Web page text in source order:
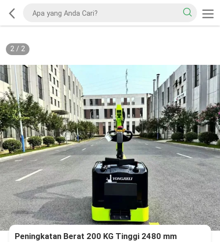
2/ 2
Peningkatan Berat 200 KG Tinggi 2480 mm